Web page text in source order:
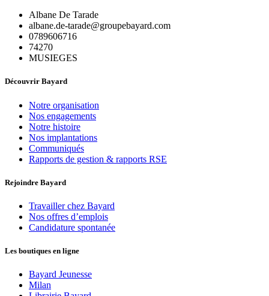
Albane De Tarade
albane.de-tarade@groupebayard.com
0789606716
74270
MUSIEGES
Découvrir Bayard
Notre organisation
Nos engagements
Notre histoire
Nos implantations
Communiqués
Rapports de gestion & rapports RSE
Rejoindre Bayard
Travailler chez Bayard
Nos offres d’emplois
Candidature spontanée
Les boutiques en ligne
Bayard Jeunesse
Milan